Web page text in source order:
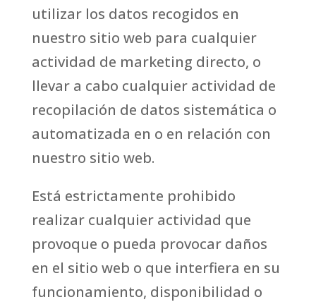
utilizar los datos recogidos en
nuestro sitio web para cualquier
actividad de marketing directo, o
llevar a cabo cualquier actividad de
recopilación de datos sistemática o
automatizada en o en relación con
nuestro sitio web.
Está estrictamente prohibido
realizar cualquier actividad que
provoque o pueda provocar daños
en el sitio web o que interfiera en su
funcionamiento, disponibilidad o